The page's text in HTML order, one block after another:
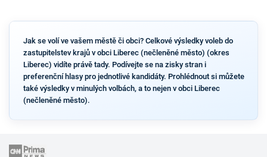
Jak se volí ve vašem městě či obci? Celkové výsledky voleb do
zastupitelstev krajů v obci Liberec (nečleněné město) (okres
Liberec) vidíte právě tady. Podívejte se na zisky stran i
preferenční hlasy pro jednotlivé kandidáty. Prohlédnout si můžete
také výsledky v minulých volbách, a to nejen v obci Liberec
(nečleněné město).